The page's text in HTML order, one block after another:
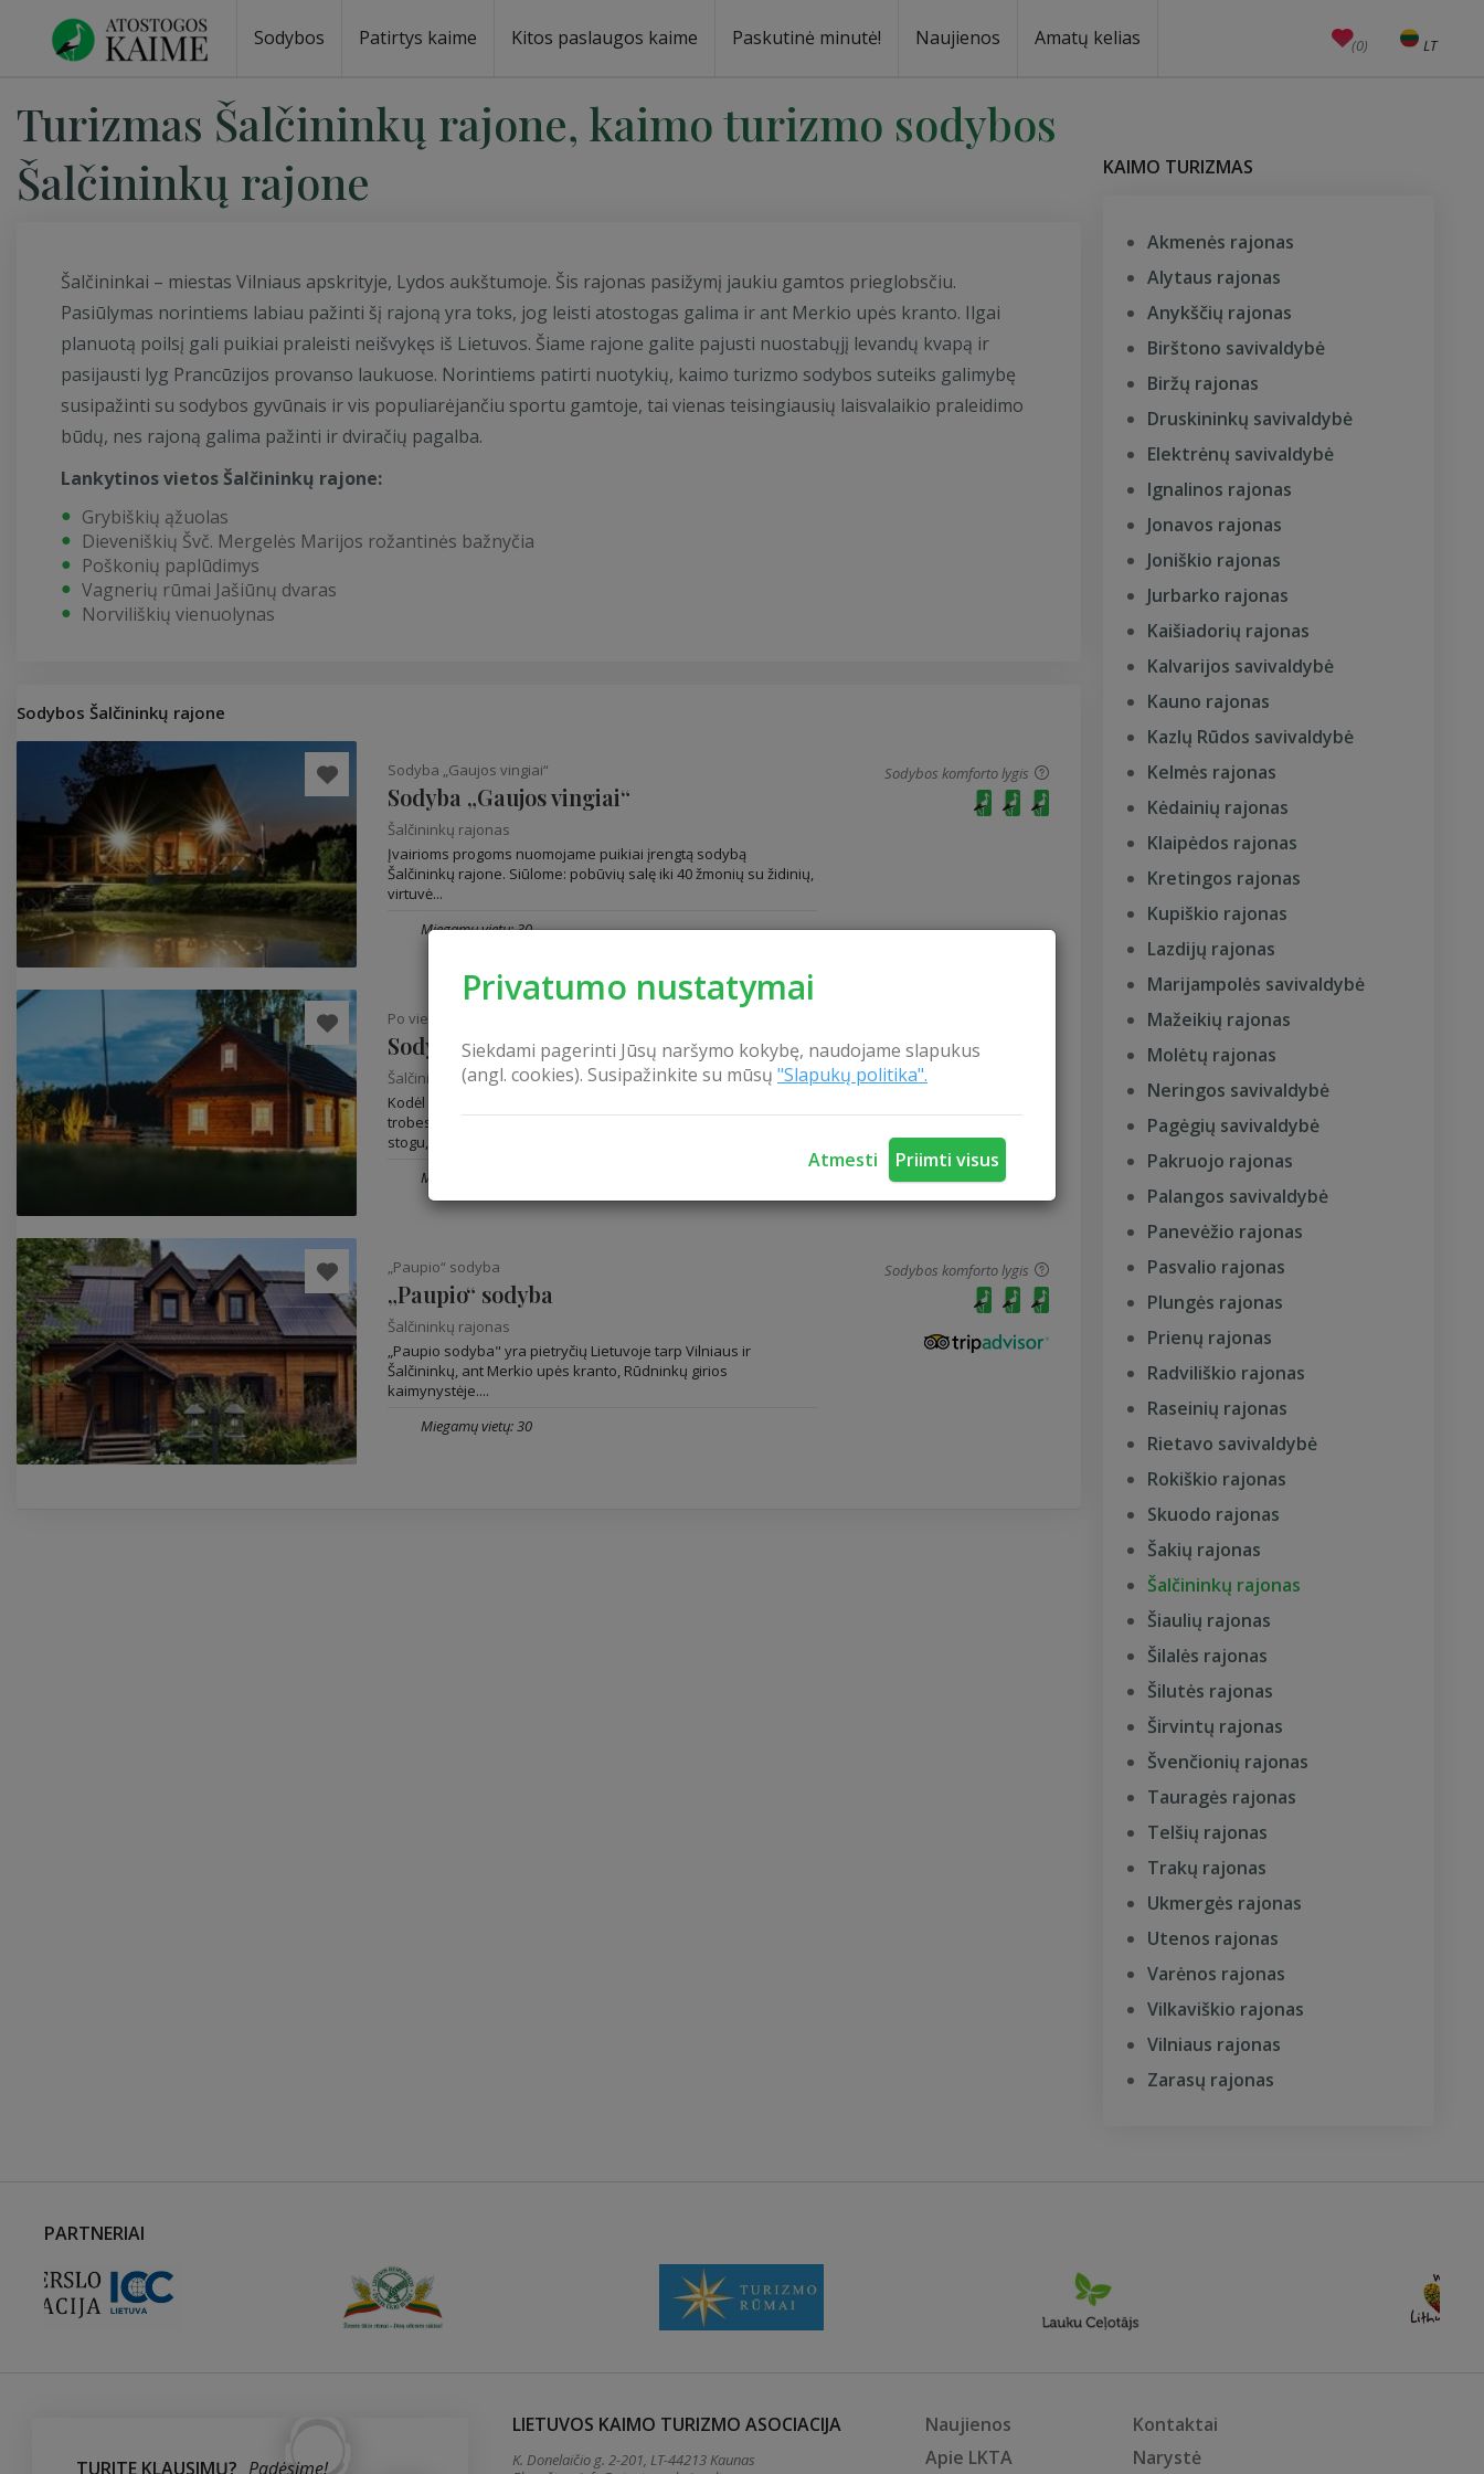
Privatumo nustatymai
Siekdami pagerinti Jūsų naršymo kokybę, naudojame slapukus
(angl. cookies). Susipažinkite su mūsų "Slapukų politika".
Atmesti Priimti visus
Sodybos Patirtys kaime Kitos paslaugos kaime Paskutinė minutė! Naujienos Amatų kelias (0) LT
EN
Turizmas Šalčininkų rajone, kaimo turizmo sodybos
Šalčininkų rajone
Šalčininkai – miestas Vilniaus apskrityje, Lydos aukštumoje. Šis rajonas pasižymį jaukiu gamtos prieglobsčiu.
Pasiūlymas norintiems labiau pažinti šį rajoną yra toks, jog leisti atostogas galima ir ant Merkio upės kranto. Ilgai
planuotą poilsį gali puikiai praleisti neišvykęs iš Lietuvos. Šiame rajone galite pajusti nuostabųjį levandų kvapą ir
pasijausti lyg Prancūzijos provanso laukuose. Norintiems patirti nuotykių, kaimo turizmo sodybos suteiks galimybę
susipažinti su sodybos gyvūnais ir vis populiarėjančiu sportu gamtoje, tai vienas teisingiausių laisvalaikio praleidimo
būdų, nes rajoną galima pažinti ir dviračių pagalba.
Lankytinos vietos Šalčininkų rajone:
Grybiškių ąžuolas
Dieveniškių Švč. Mergelės Marijos rožantinės bažnyčia
Poškonių paplūdimys
Vagnerių rūmai Jašiūnų dvaras
Norviliškių vienuolynas
Sodybos Šalčininkų rajone
Sodyba „Gaujos vingiai“
Sodyba „Gaujos vingiai“
Šalčininkų rajonas
Įvairioms progoms nuomojame puikiai įrengtą sodybą
Šalčininkų rajone. Siūlome: pobūvių salę iki 40 žmonių su židinių,
virtuvė...
Sodybos komforto lygis
Miegamų vietų: 30
Po vienu Rūmu
Sodyba „Po Vienu Rūmu“
Šalčininkų rajonas
Kodėl Po Vienu Rūmu?! Tai ypatingas iš mūsų prosenelių atėjęs
trobesių statymo būdas – sujungiant pirkią su tvartu po vienu
stogu,...
Miegamų vietų: 8
„Paupio“ sodyba
„Paupio“ sodyba
Šalčininkų rajonas
„Paupio sodyba" yra pietryčių Lietuvoje tarp Vilniaus ir
Šalčininkų, ant Merkio upės kranto, Rūdninkų girios
kaimynystėje....
Sodybos komforto lygis
Miegamų vietų: 30
KAIMO TURIZMAS
Akmenės rajonas
Alytaus rajonas
Anykščių rajonas
Birštono savivaldybė
Biržų rajonas
Druskininkų savivaldybė
Elektrėnų savivaldybė
Ignalinos rajonas
Jonavos rajonas
Joniškio rajonas
Jurbarko rajonas
Kaišiadorių rajonas
Kalvarijos savivaldybė
Kauno rajonas
Kazlų Rūdos savivaldybė
Kelmės rajonas
Kėdainių rajonas
Klaipėdos rajonas
Kretingos rajonas
Kupiškio rajonas
Lazdijų rajonas
Marijampolės savivaldybė
Mažeikių rajonas
Molėtų rajonas
Neringos savivaldybė
Pagėgių savivaldybė
Pakruojo rajonas
Palangos savivaldybė
Panevėžio rajonas
Pasvalio rajonas
Plungės rajonas
Prienų rajonas
Radviliškio rajonas
Raseinių rajonas
Rietavo savivaldybė
Rokiškio rajonas
Skuodo rajonas
Šakių rajonas
Šalčininkų rajonas
Šiaulių rajonas
Šilalės rajonas
Šilutės rajonas
Širvintų rajonas
Švenčionių rajonas
Tauragės rajonas
Telšių rajonas
Trakų rajonas
Ukmergės rajonas
Utenos rajonas
Varėnos rajonas
Vilkaviškio rajonas
Vilniaus rajonas
Zarasų rajonas
PARTNERIAI
TURITE KLAUSIMŲ? Padėsime!
LIETUVOS KAIMO TURIZMO ASOCIACIJA
K. Donelaičio g. 2-201, LT-44213 Kaunas
Naujienos
Kontaktai
Apie LKTA
Narystė